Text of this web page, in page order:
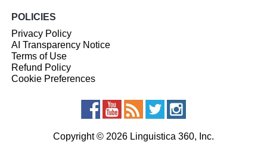
POLICIES
Privacy Policy
AI Transparency Notice
Terms of Use
Refund Policy
Cookie Preferences
Copyright © 2026 Linguistica 360, Inc.